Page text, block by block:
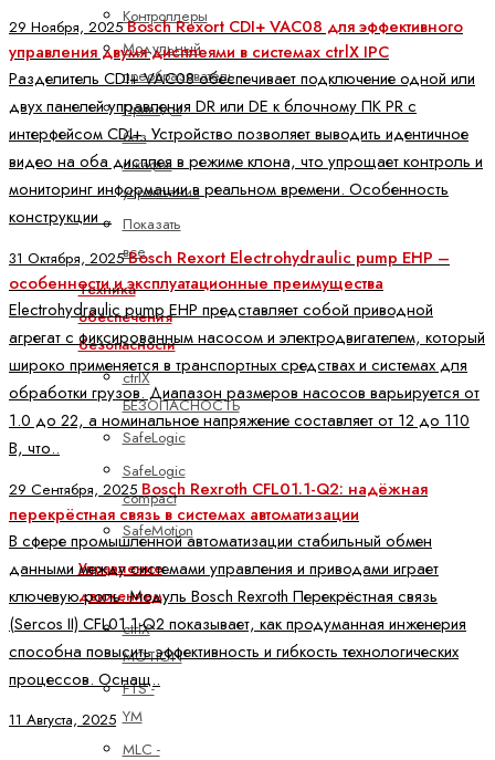
Контроллеры
Модульный
преобразователь
Приводы
без
шкафов
управления
Показать
все
Техника
обеспечения
безопасности
ctrlX
БЕЗОПАСНОСТЬ
SafeLogic
SafeLogic
compact
SafeMotion
Управление
движением
ctrlX
MOTION
FTS -
YM
MLC -
29 Ноября, 2025Bosch Rexort CDI+ VAC08 для эффективного
управления двумя дисплеями в системах ctrlX IPC
Разделитель CDI+ VAC08 обеспечивает подключение одной или
двух панелей управления DR или DE к блочному ПК PR с
интерфейсом CDI+. Устройство позволяет выводить идентичное
видео на оба дисплея в режиме клона, что упрощает контроль и
мониторинг информации в реальном времени. Особенность
конструкции ..
31 Октября, 2025Bosch Rexort Electrohydraulic pump EHP –
особенности и эксплуатационные преимущества
Electrohydraulic pump EHP представляет собой приводной
агрегат с фиксированным насосом и электродвигателем, который
широко применяется в транспортных средствах и системах для
обработки грузов. Диапазон размеров насосов варьируется от
1.0 до 22, а номинальное напряжение составляет от 12 до 110
В, что..
29 Сентября, 2025 Bosch Rexroth CFL01.1-Q2: надёжная
перекрёстная связь в системах автоматизации
В сфере промышленной автоматизации стабильный обмен
данными между системами управления и приводами играет
ключевую роль. Модуль Bosch Rexroth Перекрёстная связь
(Sercos II) CFL01.1-Q2 показывает, как продуманная инженерия
способна повысить эффективность и гибкость технологических
процессов. Оснащ..
11 Августа, 2025